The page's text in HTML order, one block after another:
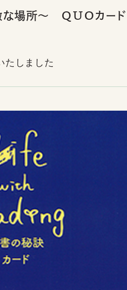
な場所～ ＱＵＯカード
たしました